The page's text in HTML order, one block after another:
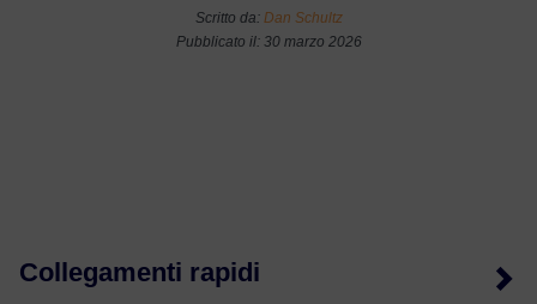
Scritto da: Dan Schultz
Pubblicato il: 30 marzo 2026
Collegamenti rapidi